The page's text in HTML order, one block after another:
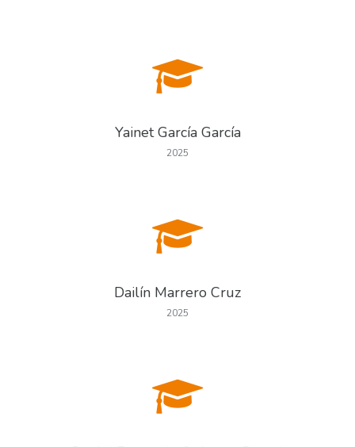
Yainet García García
2025
Dailín Marrero Cruz
2025